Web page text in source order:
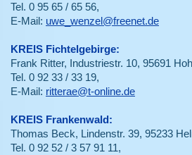
Tel. 0 95 65 / 65 56,
E-Mail: uwe_wenzel@freenet.de
KREIS Fichtelgebirge:
Frank Ritter, Industriestr. 10, 95691
Tel. 0 92 33 / 33 19,
E-Mail: ritterae@t-online.de
KREIS Frankenwald:
Thomas Beck, Lindenstr. 39, 95233
Tel. 0 92 52 / 3 57 91 11,